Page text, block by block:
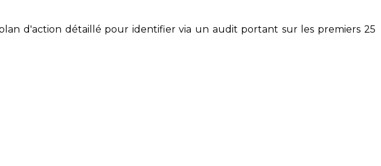
d'action détaillé pour identifier via un audit portant sur les premiers 25